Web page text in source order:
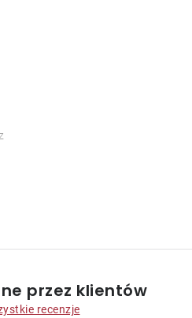
przez klientów
recenzje